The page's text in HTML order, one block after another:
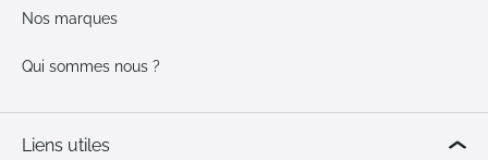
Nos marques
Qui sommes nous ?
Liens utiles